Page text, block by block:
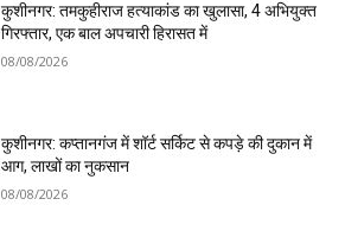
कुशीनगर: तमकुहीराज हत्याकांड का खुलासा, 4 अभियुक्त
गिरफ्तार, एक बाल अपचारी हिरासत में
08/08/2026
कुशीनगर: कप्तानगंज में शॉर्ट सर्किट से कपड़े की दुकान में
आग, लाखों का नुकसान
08/08/2026